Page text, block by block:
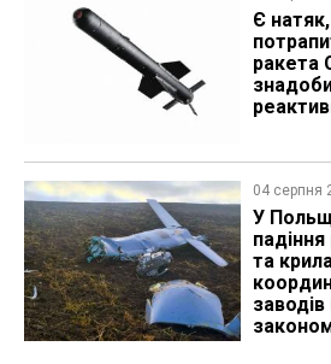
Є
ракета
04 серпня
У
падіння
та
заводів